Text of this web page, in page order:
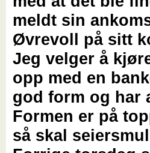
meldt sin
Øvrevoll på sitt
Jeg velger å
opp med en
god form og har
Formen er på
så skal